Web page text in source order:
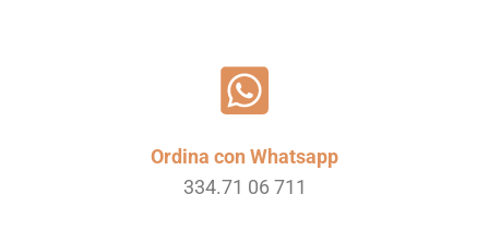
Ordina con Whatsapp
334.71 06 711